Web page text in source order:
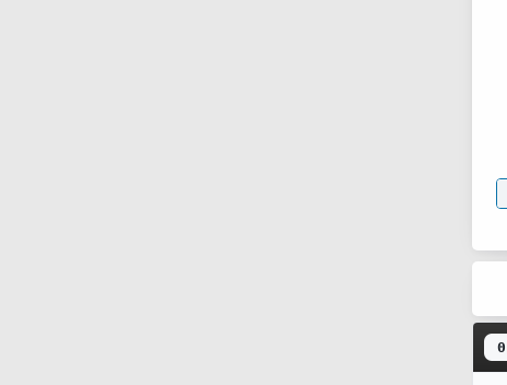
0